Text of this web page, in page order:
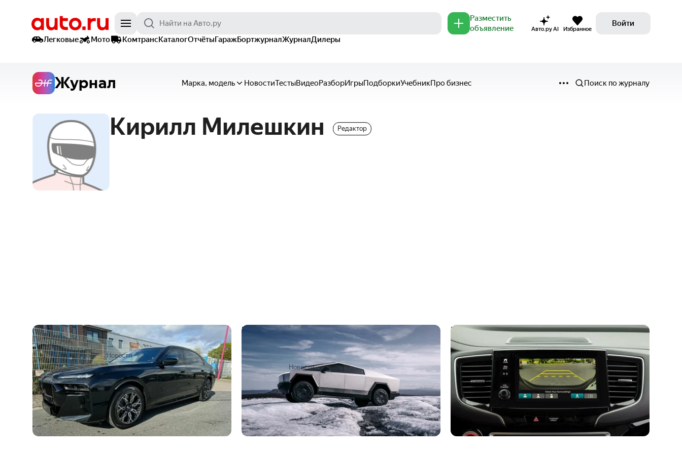
Разместить
объявление
Авто.ру AI Избранное
Войти
Легковые
Мото КомтрансКаталогОтчётыГаражБортжурналЖурналДилеры
Журнал Марка, модель НовостиТестыВидеоРазборИгрыПодборкиУчебникПро бизнес Поиск по журналу
Кирилл Милешкин
Самый дорогой BMW в России за 99
миллионов выставили на продажу
7 72 декабря 2024Новости
Представлен серийный пикап Tesla
Cybertruck: 845 сил, 547 км автономности
и цена от 61 тысячи долларов
1 декабря 2023 Новости
Honda отзывает 1,3 миллиона машин из-за
невключающихся камер
26 июня 2023Новости